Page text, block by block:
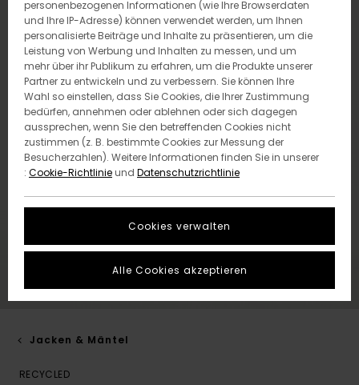
Jacken & Mäntel
RECYCLED
personenbezogenen Informationen (wie Ihre Browserdaten
und Ihre IP-Adresse) können verwendet werden, um Ihnen
personalisierte Beiträge und Inhalte zu präsentieren, um die
Leistung von Werbung und Inhalten zu messen, und um
mehr über ihr Publikum zu erfahren, um die Produkte unserer
Partner zu entwickeln und zu verbessern. Sie können Ihre
Wahl so einstellen, dass Sie Cookies, die Ihrer Zustimmung
bedürfen, annehmen oder ablehnen oder sich dagegen
aussprechen, wenn Sie den betreffenden Cookies nicht
zustimmen (z. B. bestimmte Cookies zur Messung der
Besucherzahlen). Weitere Informationen finden Sie in unserer
: Cookie-Richtlinieund Datenschutzrichtlinie
Cookies verwalten
Alle Cookies akzeptieren